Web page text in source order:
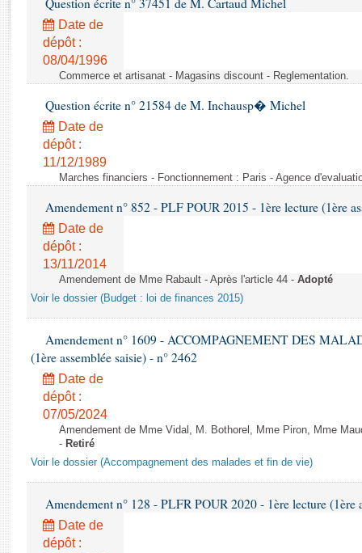
Rapports d'enquête
Rapports législatifs
Rapports sur l'application des lois
Baromètre de l’application des lois
Dossiers législatifs
Budget et sécurité sociale
Questions écrites et orales
Comptes rendus des débats
Question écrite n° 37451 de M. Cartaud Michel
Date de
dépôt :
08/04/1996
Commerce et artisanat - Magasins discount - Reglementation.
Question écrite n° 21584 de M. Inchausp� Michel
Date de
dépôt :
11/12/1989
Marches financiers - Fonctionnement : Paris - Agence
Amendement n° 852 - PLF POUR 2015 - 1ère lecture (1ère
Date de
dépôt :
13/11/2014
Amendement de Mme Rabault - Après l'article 44 - Adopté
Voir le dossier (Budget : loi de finances 2015)
Amendement n° 1609 - ACCOMPAGNEMENT DES
(1ère assemblée saisie) - n° 2462
Date de
dépôt :
07/05/2024
Amendement de Mme Vidal, M. Bothorel, Mme Piron, Mme
- Retiré
Voir le dossier (Accompagnement des malades et fin de vie)
Amendement n° 128 - PLFR POUR 2020 - 1ère lecture (1ère
Date de
dépôt :